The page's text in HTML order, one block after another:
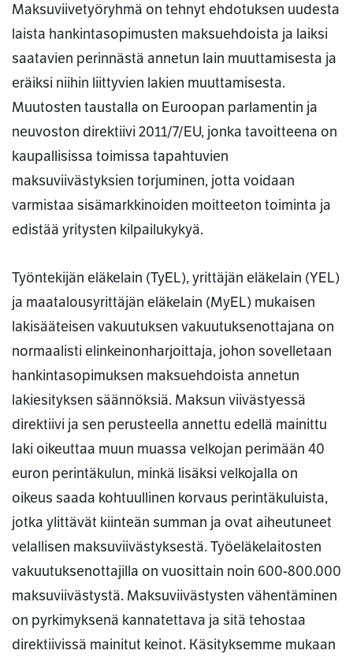
Maksuviivetyöryhmä on tehnyt ehdotuksen uudesta
laista hankintasopimusten maksuehdoista ja laiksi
saatavien perinnästä annetun lain muuttamisesta ja
eräiksi niihin liittyvien lakien muuttamisesta.
Muutosten taustalla on Euroopan parlamentin ja
neuvoston direktiivi 2011/7/EU, jonka tavoitteena on
kaupallisissa toimissa tapahtuvien
maksuviivästyksien torjuminen, jotta voidaan
varmistaa sisämarkkinoiden moitteeton toiminta ja
edistää yritysten kilpailukykyä.
Työntekijän eläkelain (TyEL), yrittäjän eläkelain (YEL)
ja maatalousyrittäjän eläkelain (MyEL) mukaisen
lakisääteisen vakuutuksen vakuutuksenottajana on
normaalisti elinkeinonharjoittaja, johon sovelletaan
hankintasopimuksen maksuehdoista annetun
lakiesityksen säännöksiä. Maksun viivästyessä
direktiivi ja sen perusteella annettu edellä mainittu
laki oikeuttaa muun muassa velkojan perimään 40
euron perintäkulun, minkä lisäksi velkojalla on
oikeus saada kohtuullinen korvaus perintäkuluista,
jotka ylittävät kiinteän summan ja ovat aiheutuneet
velallisen maksuviivästyksestä. Työeläkelaitosten
vakuutuksenottajilla on vuosittain noin 600-800.000
maksuviivästystä. Maksuviivästysten vähentäminen
on pyrkimyksenä kannatettava ja sitä tehostaa
direktiivissä mainitut keinot. Käsityksemme mukaan